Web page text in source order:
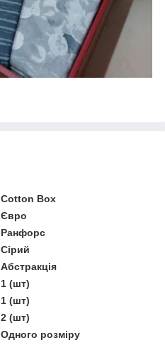
Cotton Box
Євро
Ранфорс
Сірий
Абстракція
1 (шт)
1 (шт)
2 (шт)
Одного розміру